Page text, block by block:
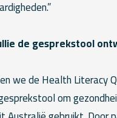
de gesprekstool
we de Health Literacy
om